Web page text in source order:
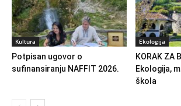
Kultura
Potpisan ugovor o
sufinansiranju NAFFIT 2026.
Ekologija
KORAK ZA
Ekologija,
škola